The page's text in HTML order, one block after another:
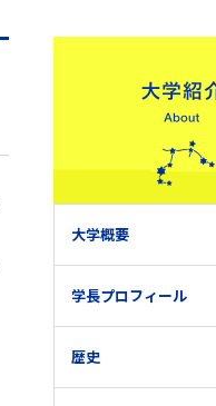
大学概要
学長プロフィール
歴史